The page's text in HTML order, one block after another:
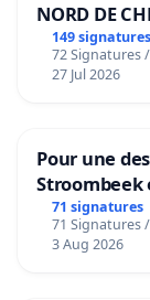
NORD DE
149 signatures
72 Signatures
27 Jul 2026
Pour une
Stroombeek
bediening
Voor
71 signatures
71 Signatures
3 Aug 2026